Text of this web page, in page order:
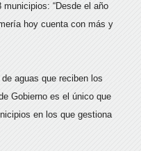
“Desde el año
hoy cuenta con más y
aguas que reciben los
Gobierno es el único que
en los que gestiona